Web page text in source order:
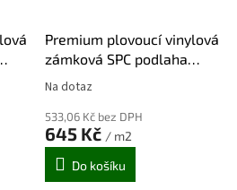
Premium plovoucí vinylová
zámková SPC podlaha
SACASA dekor JASAN BÍLÝ
Průměrné
produktu
je
5,0
Na dotaz
533,06 Kč bez DPH
645 Kč / m2
Do košíku